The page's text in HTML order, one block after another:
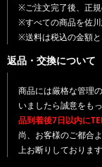
※ご注文完了後、正規
※すべての商品を佐川
※送料は税込の金額と
返品・交換について
商品には厳格な管理
いましたら誠意をも
品到着後7日以内に
尚、お客様のご都合
上お断りしておりま